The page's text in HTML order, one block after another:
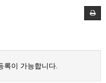
록이 가능합니다.